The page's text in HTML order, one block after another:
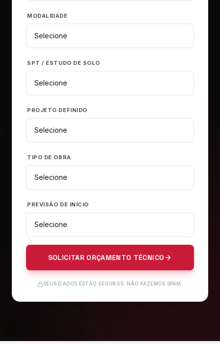
MODALIDADE
SPT / ESTUDO DE SOLO
PROJETO DEFINIDO
TIPO DE OBRA
PREVISÃO DE INÍCIO
SOLICITAR ORÇAMENTO TÉCNICO
SEUS DADOS ESTÃO SEGUROS. NÃO FAZEMOS SPAM.